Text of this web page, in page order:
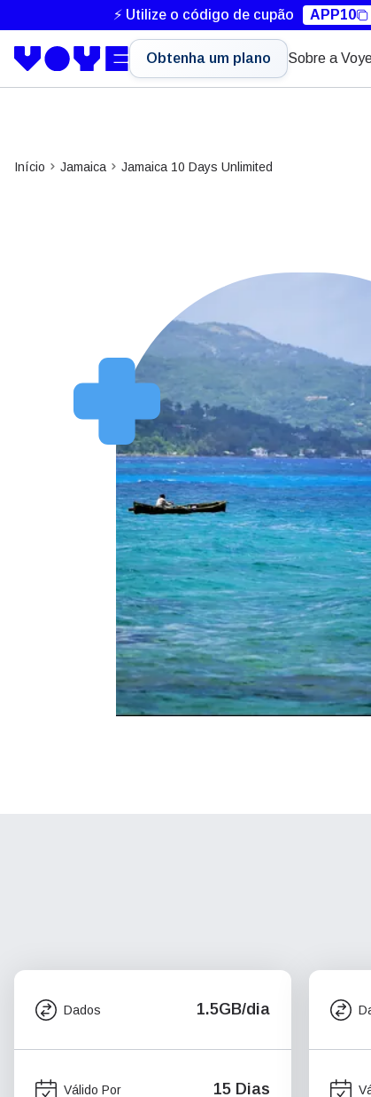
⚡ Utilize o código de cupão APP10
Obtenha um plano Sobre a
Início Jamaica Jamaica 10 Days Unlimited
Dados 1.5GB/dia
Válido Por 15 Dias